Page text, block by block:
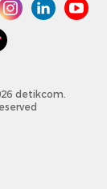
detikcom.